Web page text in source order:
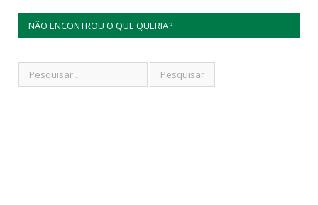
NÃO ENCONTROU O QUE QUERIA?